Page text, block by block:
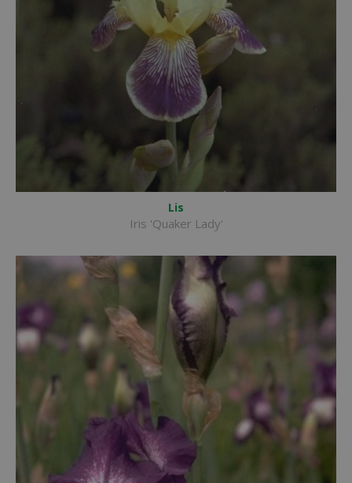
Lis
Iris 'Quaker Lady'